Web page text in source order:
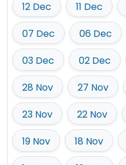
12 Dec
11 Dec
07 Dec
06 Dec
03 Dec
02 Dec
28 Nov
27 Nov
23 Nov
22 Nov
19 Nov
18 Nov